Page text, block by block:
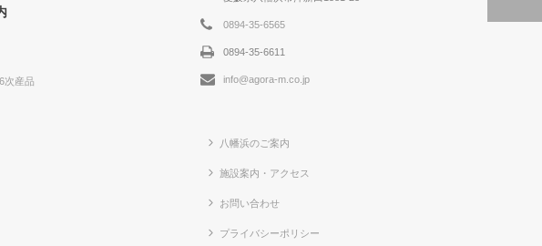
次産品
0894-35-6565
0894-35-6611
info@agora-m.co.jp
八幡浜のご案内
施設案内・アクセス
お問い合わせ
プライバシーポリシー